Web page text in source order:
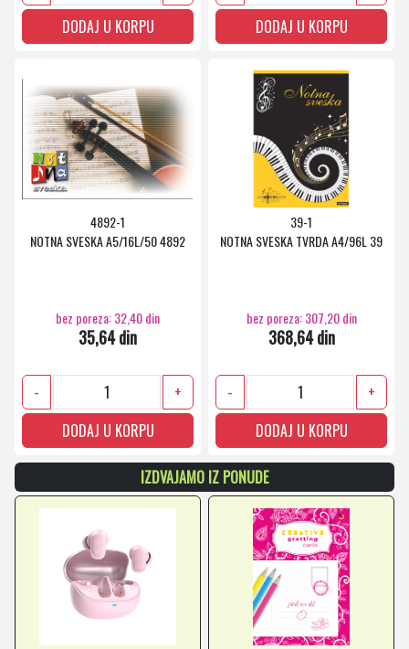
DODAJ U KORPU
DODAJ U KORPU
4892-1
NOTNA SVESKA A5/16L/50 4892
bez poreza: 32,40 din
35,64 din
-
+
DODAJ U KORPU
39-1
NOTNA SVESKA TVRDA A4/96L 39
bez poreza: 307,20 din
368,64 din
-
+
DODAJ U KORPU
IZDVAJAMO IZ PONUDE